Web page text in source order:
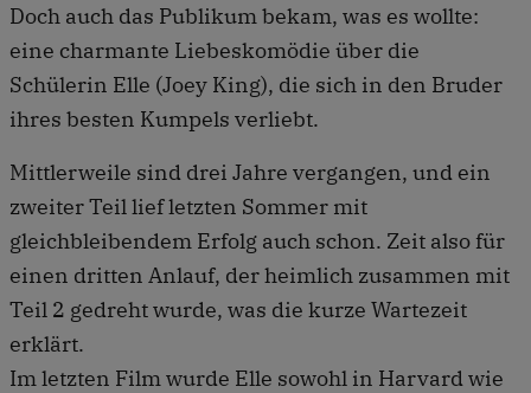
Doch auch das Publikum bekam, was es wollte:
eine charmante Liebeskomödie über die
Schülerin Elle (Joey King), die sich in den Bruder
ihres besten Kumpels verliebt.
Mittlerweile sind drei Jahre vergangen, und ein
zweiter Teil lief letzten Sommer mit
gleichbleibendem Erfolg auch schon. Zeit also für
einen dritten Anlauf, der heimlich zusammen mit
Teil 2 gedreht wurde, was die kurze Wartezeit
erklärt.
Im letzten Film wurde Elle sowohl in Harvard wie